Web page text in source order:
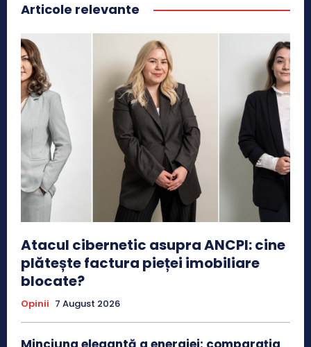
Articole relevante
Atacul cibernetic asupra ANCPI: cine
plătește factura pieței imobiliare
blocate?
Opinii 7 August 2026